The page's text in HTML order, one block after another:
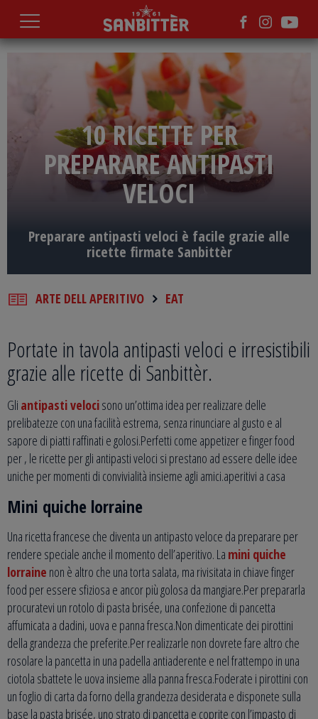
contenuto
principale
10 RICETTE PER
PREPARARE ANTIPASTI
VELOCI
Preparare antipasti veloci è facile grazie alle
ricette firmate Sanbittèr
ARTE DELL APERITIVO EAT
Portate in tavola antipasti veloci e irresistibili
grazie alle ricette di Sanbittèr.
Gli antipasti velocisono un’ottima idea per realizzare delle
prelibatezze con una facilità estrema, senza rinunciare al gusto e al
sapore di piatti raffinati e golosi.Perfetti come appetizer e finger food
per , le ricette per gli antipasti veloci si prestano ad essere delle idee
uniche per momenti di convivialità insieme agli amici.aperitivi a casa
Mini quiche lorraine
Una ricetta francese che diventa un antipasto veloce da preparare per
rendere speciale anche il momento dell’aperitivo. La mini quiche
lorraine non è altro che una torta salata, ma rivisitata in chiave finger
food per essere sfiziosa e ancor più golosa da mangiare.Per prepararla
procuratevi un rotolo di pasta brisée, una confezione di pancetta
affumicata a dadini, uova e panna fresca.Non dimenticate dei pirottini
della grandezza che preferite.Per realizzarle non dovrete fare altro che
rosolare la pancetta in una padella antiaderente e nel frattempo in una
ciotola sbattete le uova insieme alla panna fresca.Foderate i pirottini con
un foglio di carta da forno della grandezza desiderata e disponete sulla
base la pasta brisée, uno strato di pancetta e coprite con l’impasto di